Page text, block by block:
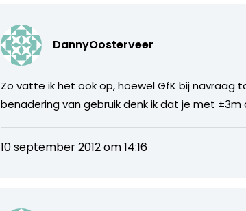
DannyOosterveer
Zo vatte ik het ook op, hoewel GfK bij navraag
benadering van gebruik denk ik dat je met
10 september 2012 om 14:16